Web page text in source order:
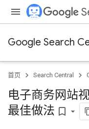
Google Search
首页 Search Central
电子商务网站
最佳做法 bookmark_border